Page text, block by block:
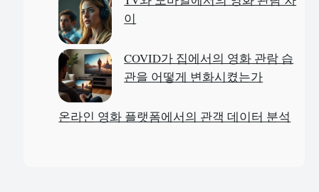
이
COVID가 집에서의 영화 관람 습
관을 어떻게 변화시켰는가
온라인 영화 플랫폼에서의 관객 데이터 분석